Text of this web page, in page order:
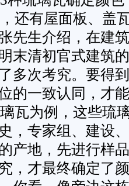
还有屋面板、盖
先生介绍，在建
末清初官式建筑
多次考究。要得
的一致认同，才
瓦为例，这些琉
，专家组、建设
产地，先进行样
，才最终确定了